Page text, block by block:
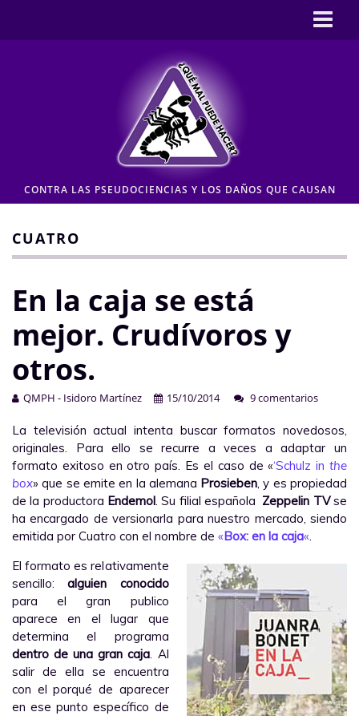
Pseudociencia en medios
Pseudociencia institucional
CONTACTO
Moderación de comentarios
Aviso legal y Política de privacidad
CONTRA LAS PSEUDOCIENCIAS Y LOS DAÑOS QUE CAUSAN
CUATRO
En la caja se está
mejor. Crudívoros y
otros.
QMPH - Isidoro Martínez 15/10/2014 9 comentarios
La televisión actual intenta buscar formatos novedosos,
originales. Para ello se recurre a veces a adaptar un
formato exitoso en otro país. Es el caso de «‘Schulz inthe
box» que se emite en la alemana Prosieben, y es propiedad
de la productora Endemol. Su filial española Zeppelin TVse
ha encargado de versionarla para nuestro mercado, siendo
emitida por Cuatro con el nombre de «Box: en la caja«.
El formato es relativamente
sencillo:alguien conocido
para el gran publico
aparece en el lugar que
determina el programa
dentro de una gran caja. Al
salir de ella se encuentra
con el porqué de aparecer
en ese punto específico de